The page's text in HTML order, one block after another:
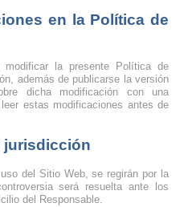
en la Política de
la presente Política de
además de publicarse la versión
dicha modificación con una
estas modificaciones antes de
jurisdicción
del Sitio Web, se regirán por la
será resuelta ante los
del Responsable.